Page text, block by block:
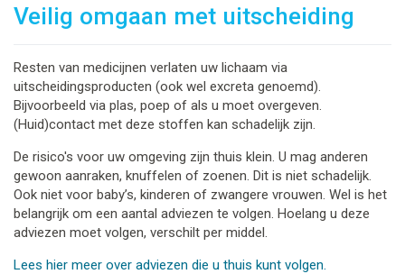
Veilig omgaan met uitscheiding
Resten van medicijnen verlaten uw lichaam via
uitscheidingsproducten (ook wel excreta genoemd).
Bijvoorbeeld via plas, poep of als u moet overgeven.
(Huid)contact met deze stoffen kan schadelijk zijn.
De risico's voor uw omgeving zijn thuis klein. U mag anderen
gewoon aanraken, knuffelen of zoenen. Dit is niet schadelijk.
Ook niet voor baby’s, kinderen of zwangere vrouwen. Wel is het
belangrijk om een aantal adviezen te volgen. Hoelang u deze
adviezen moet volgen, verschilt per middel.
Lees hier meer over adviezen die u thuis kunt volgen.